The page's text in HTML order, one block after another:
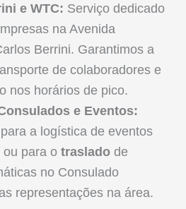
e WTC: Serviço dedicado
na Avenida
Berrini. Garantimos a
de colaboradores e
nos horários de pico.
e Eventos:
a logística de eventos
ou para o traslado de
no Consulado
representações na área.